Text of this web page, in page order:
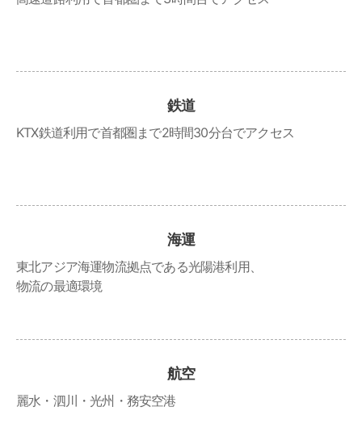
鉄道
KTX鉄道利用で首都圏まで2時間30分台でアクセス
海運
東北アジア海運物流拠点である光陽港利用、
物流の最適環境
航空
麗水・泗川・光州・務安空港